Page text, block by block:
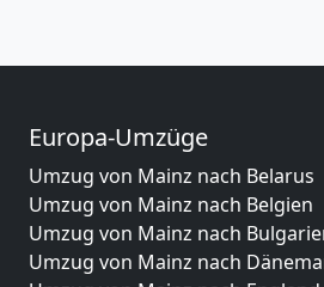
Europa-Umzüge
Umzug von Mainz nach Belarus
Umzug von Mainz nach Belgien
Umzug von Mainz nach
Umzug von Mainz nach